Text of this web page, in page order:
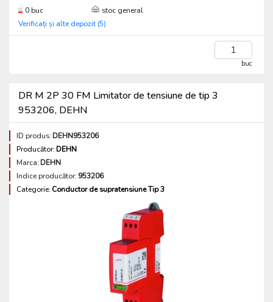
0 buc
stoc general
Verificați și alte depozit (5)
buc
DR M 2P 30 FM Limitator de tensiune de tip 3
953206, DEHN
ID produs:DEHN953206
Producător:DEHN
Marca:DEHN
Indice producător: 953206
Categorie: Conductor de supratensiune Tip 3